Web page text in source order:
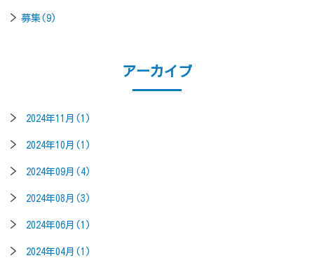
募集(9)
アーカイブ
2024年11月(1)
2024年10月(1)
2024年09月(4)
2024年08月(3)
2024年06月(1)
2024年04月(1)